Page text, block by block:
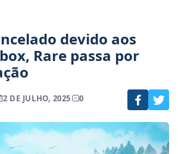
devido aos
Rare passa por
2 DE JULHO, 2025 0